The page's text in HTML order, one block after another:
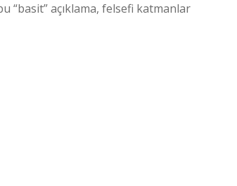
“basit” açıklama, felsefi katmanlar